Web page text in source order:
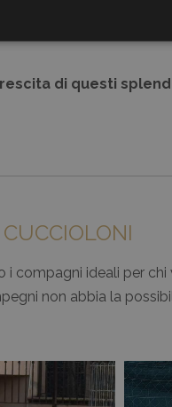
di questi
i compagni ideali per
non abbia la